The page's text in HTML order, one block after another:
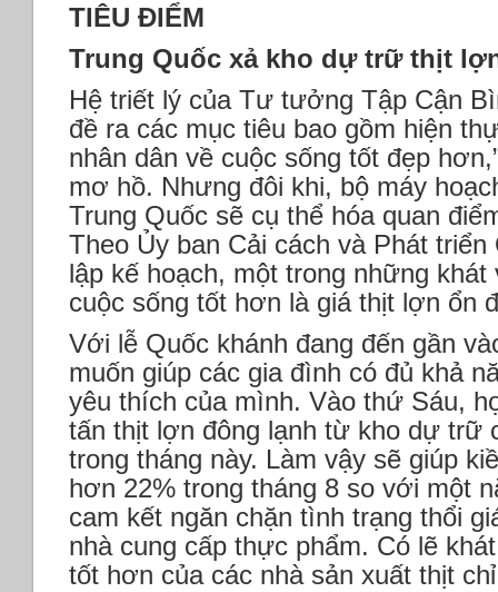
TIÊU ĐIỂM
Trung Quốc xả kho dự trữ thịt
Hệ triết lý của Tư tưởng Tập Cận
đề ra các mục tiêu bao gồm hiện
nhân dân về cuộc sống tốt đẹp
mơ hồ. Nhưng đôi khi, bộ máy
Trung Quốc sẽ cụ thể hóa quan
Theo Ủy ban Cải cách và Phát
lập kế hoạch, một trong những
cuộc sống tốt hơn là giá thịt lợn ổn
Với lễ Quốc khánh đang đến gần
muốn giúp các gia đình có đủ khả
yêu thích của mình. Vào thứ Sáu,
tấn thịt lợn đông lạnh từ kho dự trữ
trong tháng này. Làm vậy sẽ giúp
hơn 22% trong tháng 8 so với một
cam kết ngăn chặn tình trạng thổi
nhà cung cấp thực phẩm. Có lẽ
tốt hơn của các nhà sản xuất thịt